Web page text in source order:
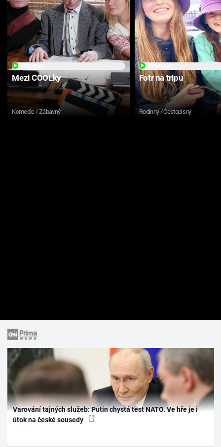
Mezi COOLky
Komedie / Zábavný
Fotr na tripu
Rodinný / Cestopisný
Varování tajných služeb: Putin chystá test NATO. Ve hře je i
útok na české sousedy